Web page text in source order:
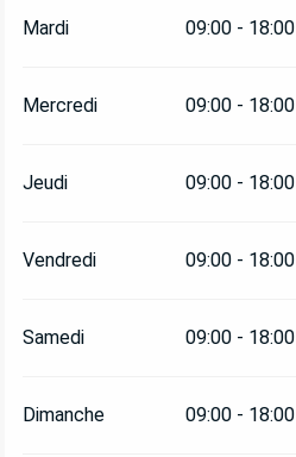
Mardi 09:00 - 18:00
Mercredi 09:00 - 18:00
Jeudi 09:00 - 18:00
Vendredi 09:00 - 18:00
Samedi 09:00 - 18:00
Dimanche 09:00 - 18:00